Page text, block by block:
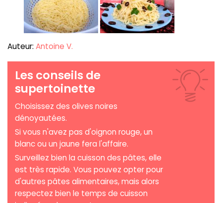
Auteur: Antoine V.
Les conseils de
supertoinette
Choisissez des olives noires
dénoyautées.
Si vous n'avez pas d'oignon rouge, un
blanc ou un jaune fera l'affaire.
Surveillez bien la cuisson des pâtes, elle
est très rapide. Vous pouvez opter pour
d'autres pâtes alimentaires, mais alors
respectez bien le temps de cuisson